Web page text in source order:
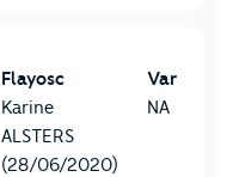
Flayosc
Karine
ALSTERS
(28/06/2020)
Var
NA